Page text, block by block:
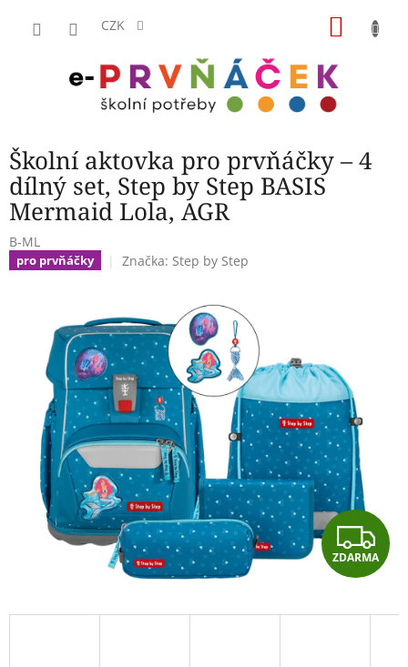
CZK
Školní aktovka pro prvňáčky – 4
dílný set, Step by Step BASIS
Mermaid Lola, AGR
B-ML
pro prvňáčky Značka: Step by Step
Z
D
A
ZDARMA